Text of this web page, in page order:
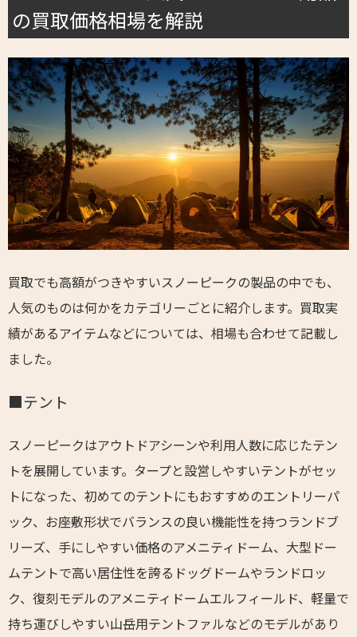
の買取価格相場を解説
買取でも高額がつきやすいスノーピークの製品の中でも、
人気のものは何かをカテゴリーごとに紹介します。買取実
績があるアイテムなどについては、相場も合わせて記載し
ました。
■テント
スノーピークはアウトドアシーンや利用人数に応じたテン
トを展開しています。タープと設営しやすいテントがセッ
トになった、初めてのテントにもおすすめのエントリーパ
ック、お座敷形状でバランスの良い機能性を持つランドブ
リーズ、手にしやすい価格のアメニティドーム、大型ドー
ムテントで高い居住性を誇るドッグドームやランドロッ
ク、復刻モデルのアメニティドームエルフィールド、軽量で
持ち運びしやすい山岳用テントファルなどのモデルがあり